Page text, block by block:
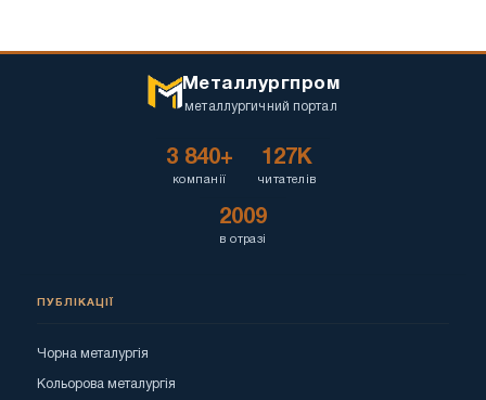
Металлургпром
металлургичний портал
3 840+
компанії
127K
читателів
2009
в отразі
ПУБЛІКАЦІЇ
Чорна металургія
Кольорова металургія